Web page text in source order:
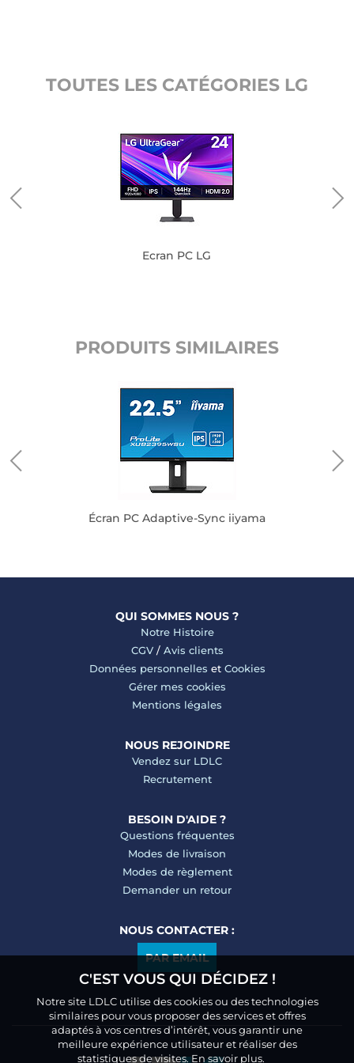
TOUTES LES CATÉGORIES LG
Ecran PC LG
PRODUITS SIMILAIRES
Écran PC Adaptive-Sync iiyama
QUI SOMMES NOUS ?
Notre Histoire
CGV/ Avis clients
Données personnelles et Cookies
Gérer mes cookies
Mentions légales
NOUS REJOINDRE
Vendez sur LDLC
Recrutement
BESOIN D'AIDE ?
Questions fréquentes
Modes de livraison
Modes de règlement
Demander un retour
NOUS CONTACTER :
PAR EMAIL
C'EST VOUS QUI DÉCIDEZ !
Notre site LDLC utilise des cookies ou des technologies
similaires pour vous proposer des services et offres
adaptés à vos centres d’intérêt, vous garantir une
meilleure expérience utilisateur et réaliser des
statistiques de visites.En savoir plus.